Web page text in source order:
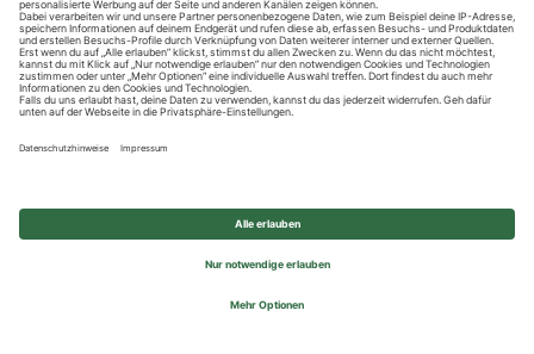
Impressum
Privatsphäre-Einstellungen
© 2026 REWE Group - All rights reserved